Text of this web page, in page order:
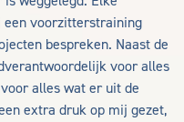
een voorzitterstraining
bespreken. Naast de
voor alles
alles wat er uit de
extra druk op mij gezet,